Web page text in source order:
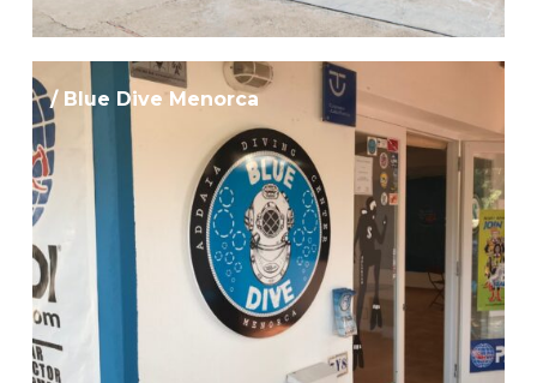
/ Blue Dive Menorca